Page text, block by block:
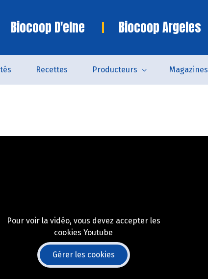
Biocoop D'elne Biocoop Argeles
Recettes Producteurs Magazines
Pour voir la vidéo, vous devez accepter les
cookies Youtube
Gérer les cookies